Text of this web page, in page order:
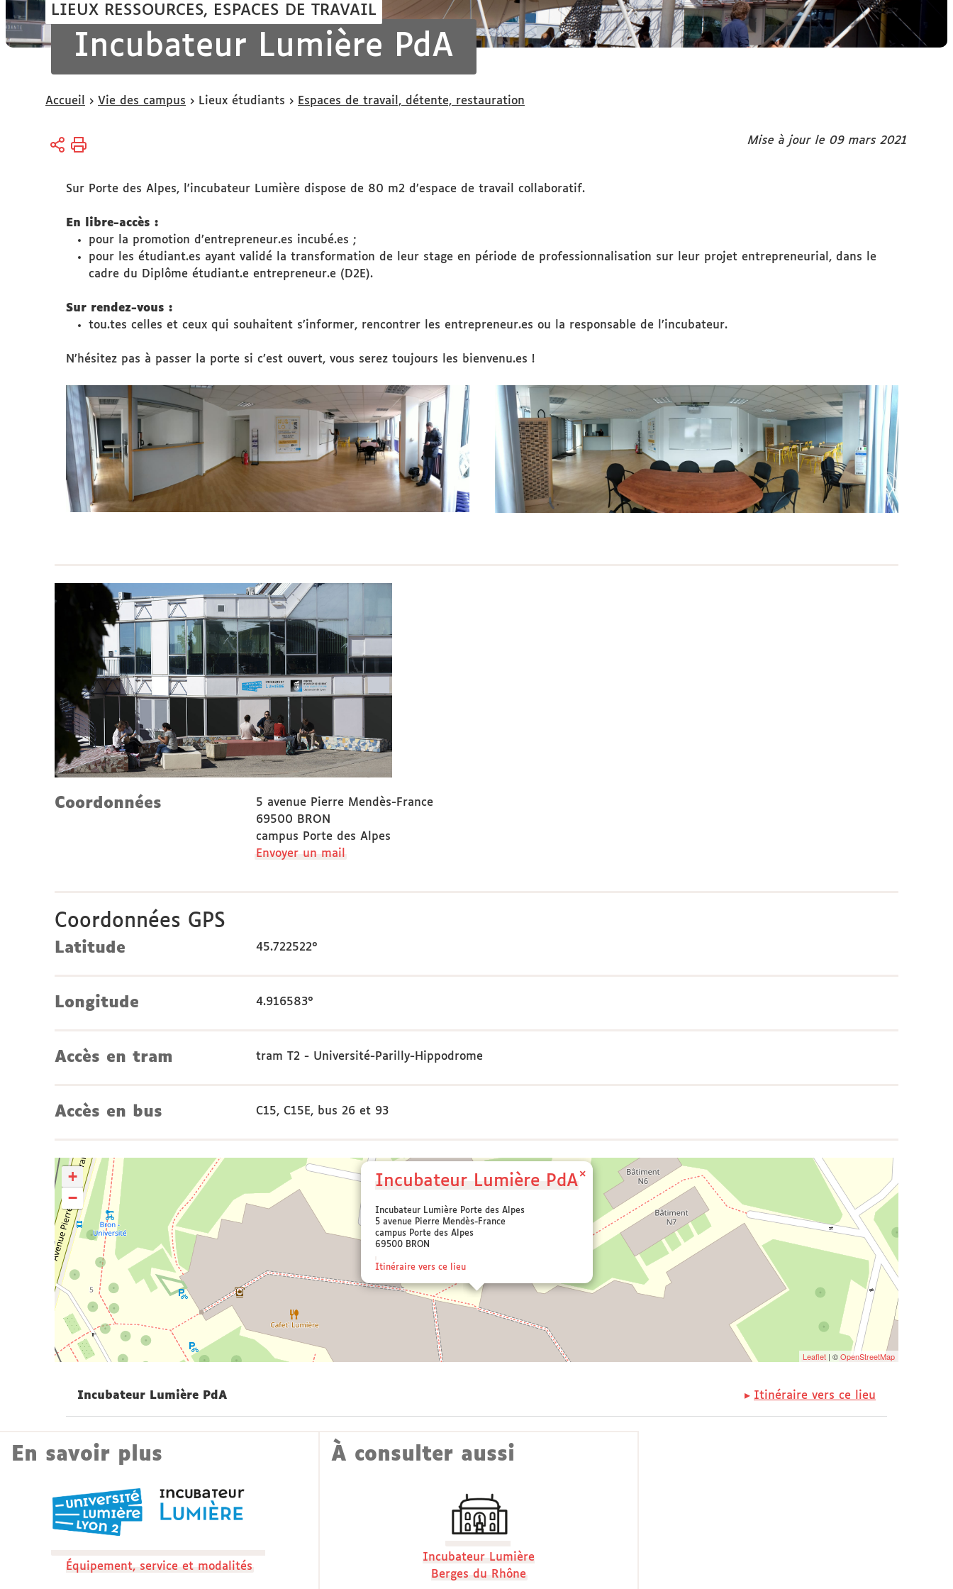
LIEUX RESSOURCES, ESPACES DE TRAVAIL
Incubateur Lumière PdA
Vous
ici :
Accueil Vie des campus Lieux étudiants Espaces de travail, détente, restauration
Mise à jour le 09 mars 2021
Sur Porte des Alpes, l'incubateur Lumière dispose de 80 m2 d’espace de travail collaboratif.
En libre-accès :
pour la promotion d’entrepreneur.es incubé.es ;
pour les étudiant.es ayant validé la transformation de leur stage en période de professionnalisation sur leur projet entrepreneurial, dans le
cadre du Diplôme étudiant.e entrepreneur.e (D2E).
Sur rendez-vous :
tou.tes celles et ceux qui souhaitent s’informer, rencontrer les entrepreneur.es ou la responsable de l’incubateur.
N’hésitez pas à passer la porte si c’est ouvert, vous serez toujours les bienvenu.es !
Coordonnées
5 avenue Pierre Mendès-France
69500 BRON
campus Porte des Alpes
Envoyer un mail
Coordonnées GPS
Latitude 45.722522°
Longitude 4.916583°
Accès en tram tram T2 - Université-Parilly-Hippodrome
Accès en bus C15, C15E, bus 26 et 93
Incubateur Lumière PdA
Incubateur Lumière Porte des Alpes
5 avenue Pierre Mendès-France
campus Porte des Alpes
69500 BRON
Itinéraire vers ce lieu
×
+
−
Leaflet | ©OpenStreetMap
Itinéraire vers ce lieu
Incubateur Lumière PdA
En savoir plus
Équipement, service et modalités
À consulter aussi
Incubateur Lumière
Berges du Rhône